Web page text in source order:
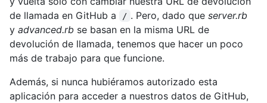
de llamada en GitHub a
/ . Pero, dado que server.rb
y advanced.rb se basan en la misma URL de
devolución de llamada, tenemos que hacer un poco
más de trabajo para que funcione.
Además, si nunca hubiéramos autorizado esta
aplicación para acceder a nuestros datos de GitHub,